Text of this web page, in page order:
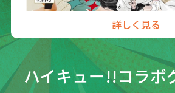
詳しく見る
ハイキュー!!コラボ